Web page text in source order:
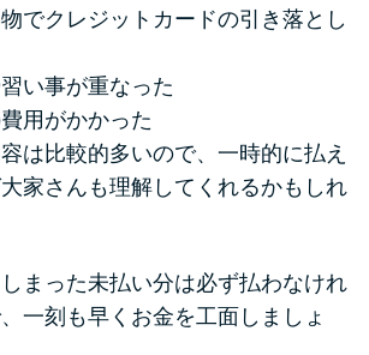
でクレジットカードの引き落とし
い事が重なった
用がかかった
は比較的多いので、一時的に払え
家さんも理解してくれるかもしれ
まった未払い分は必ず払わなけれ
一刻も早くお金を工面しましょ